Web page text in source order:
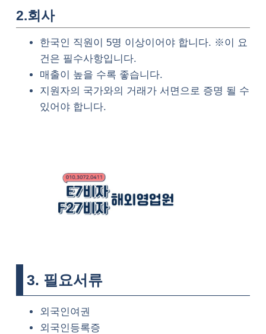
2.회사
한국인 직원이 5명 이상이어야 합니다. ※이 요
건은 필수사항입니다.
매출이 높을 수록 좋습니다.
지원자의 국가와의 거래가 서면으로 증명 될 수
있어야 합니다.
3. 필요서류
외국인여권
외국인등록증